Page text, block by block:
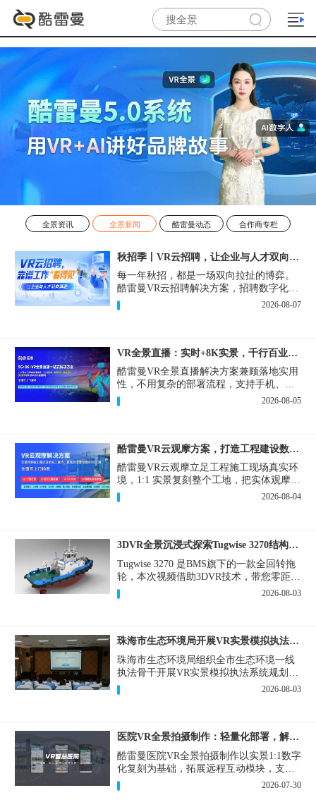
全景资讯 全景新闻 酷雷曼动态 合作商专栏
秋招季丨VR云招聘，让企业与人才双向奔赴！
每一年秋招，都是一场双向拉扯的博弈。
酷雷曼VR云招聘解决方案，招聘数字化的
实用工具，告别“信息博弈”，真正实现企
业与人才双向奔赴。
2026-08-07
VR全景直播：实时+8K实景，千行百业的数字化利器
酷雷曼VR全景直播解决方案兼顾落地实用
性，不用复杂的部署流程，支持手机、网
页多端访问，解决各行各业 “看得见、信
得过、降成本、提转化” 的实际难题。
2026-08-05
酷雷曼VR云观摩方案，打造工程建设数字化观摩新范式
酷雷曼VR云观摩立足工程施工现场真实环
境，1:1 实景复刻整个工地，把实体观摩会
完整搬到云端线上，兼顾线下实体观摩与
线上云观摩双重需求，为施工单位、建设
2026-08-04
3DVR全景沉浸式探索Tugwise 3270结构一览
Tugwise 3270 是BMS旗下的一款全回转拖
轮，本次视频借助3DVR技术，带您零距离
透视这艘拖轮的内外构造，沉浸式探索每
一处细节。
2026-08-03
珠海市生态环境局开展VR实景模拟执法专题培训
珠海市生态环境局组织全市生态环境一线
执法骨干开展VR实景模拟执法系统规划建
设和教学培训，持续推进科技赋能生态环
境执法，夯实队伍办案“基本功”。
2026-08-03
医院VR全景拍摄制作：轻量化部署，解决医患真实痛点
酷雷曼医院VR全景拍摄制作以实景1:1数字
化复刻为基础，拓展远程互动模块，支持
定制，轻量化搭建部署，可挂载在公众
号、官网等线上平台。
2026-07-30